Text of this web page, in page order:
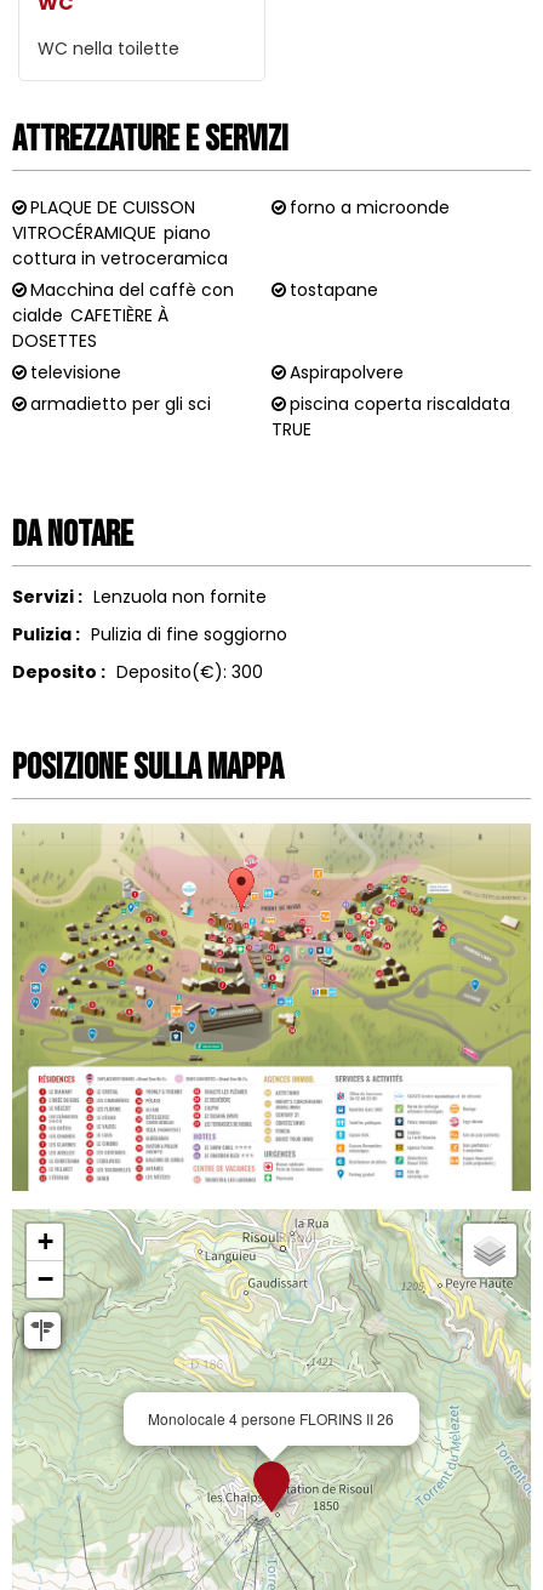
WC nella toilette
Attrezzature e Servizi
PLAQUE DE CUISSON
VITROCÉRAMIQUE piano
cottura in vetroceramica
forno a microonde
Macchina del caffè con
cialde CAFETIÈRE À
DOSETTES
tostapane
televisione
Aspirapolvere
armadietto per gli sci
piscina coperta riscaldata
TRUE
Da notare
Servizi : Lenzuola non fornite
Pulizia : Pulizia di fine soggiorno
Deposito : Deposito(€): 300
Posizione sulla mappa
Monolocale 4 persone FLORINS II 26
+
−